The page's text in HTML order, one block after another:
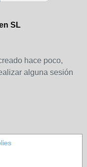
SL
hace poco,
alguna sesión